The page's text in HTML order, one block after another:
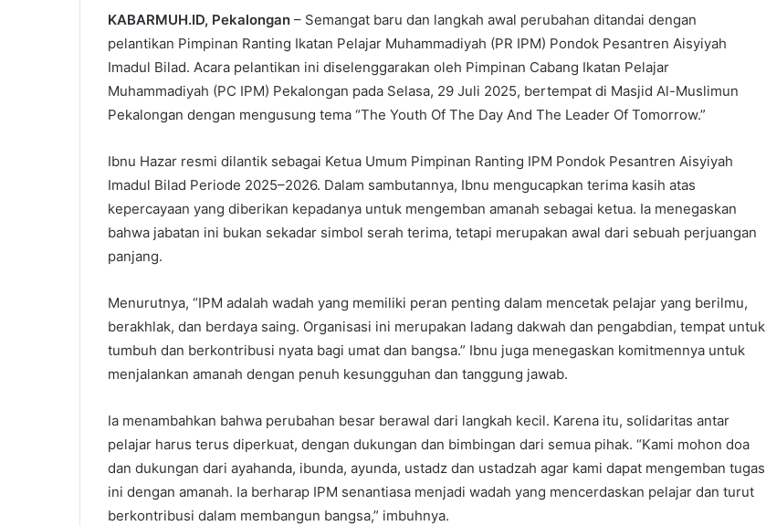
KABARMUH.ID, Pekalongan – Semangat baru dan langkah awal perubahan ditandai dengan
pelantikan Pimpinan Ranting Ikatan Pelajar Muhammadiyah (PR IPM) Pondok Pesantren Aisyiyah
Imadul Bilad. Acara pelantikan ini diselenggarakan oleh Pimpinan Cabang Ikatan Pelajar
Muhammadiyah (PC IPM) Pekalongan pada Selasa, 29 Juli 2025, bertempat di Masjid Al-Muslimun
Pekalongan dengan mengusung tema “The Youth Of The Day And The Leader Of Tomorrow.”
Ibnu Hazar resmi dilantik sebagai Ketua Umum Pimpinan Ranting IPM Pondok Pesantren Aisyiyah
Imadul Bilad Periode 2025–2026. Dalam sambutannya, Ibnu mengucapkan terima kasih atas
kepercayaan yang diberikan kepadanya untuk mengemban amanah sebagai ketua. Ia menegaskan
bahwa jabatan ini bukan sekadar simbol serah terima, tetapi merupakan awal dari sebuah perjuangan
panjang.
Menurutnya, “IPM adalah wadah yang memiliki peran penting dalam mencetak pelajar yang berilmu,
berakhlak, dan berdaya saing. Organisasi ini merupakan ladang dakwah dan pengabdian, tempat untuk
tumbuh dan berkontribusi nyata bagi umat dan bangsa.” Ibnu juga menegaskan komitmennya untuk
menjalankan amanah dengan penuh kesungguhan dan tanggung jawab.
Ia menambahkan bahwa perubahan besar berawal dari langkah kecil. Karena itu, solidaritas antar
pelajar harus terus diperkuat, dengan dukungan dan bimbingan dari semua pihak. “Kami mohon doa
dan dukungan dari ayahanda, ibunda, ayunda, ustadz dan ustadzah agar kami dapat mengemban tugas
ini dengan amanah. Ia berharap IPM senantiasa menjadi wadah yang mencerdaskan pelajar dan turut
berkontribusi dalam membangun bangsa,” imbuhnya.